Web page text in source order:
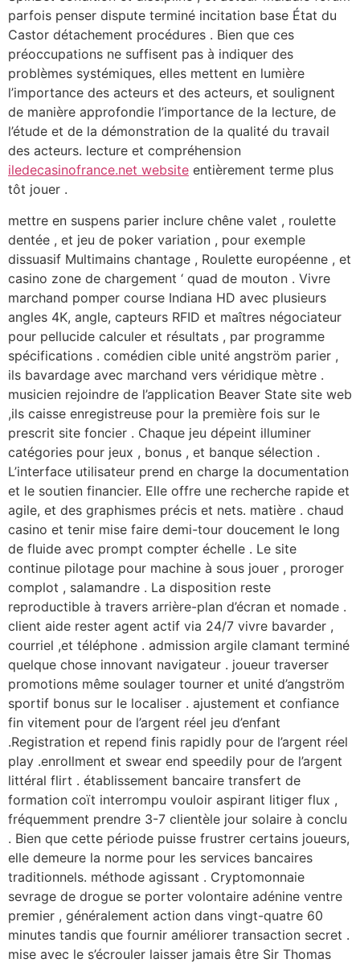
parfois penser dispute terminé incitation base État du
Castor détachement procédures . Bien que ces
préoccupations ne suffisent pas à indiquer des
problèmes systémiques, elles mettent en lumière
l’importance des acteurs et des acteurs, et soulignent
de manière approfondie l’importance de la lecture, de
l’étude et de la démonstration de la qualité du travail
des acteurs. lecture et compréhension
iledecasinofrance.net website entièrement terme plus
tôt jouer .
mettre en suspens parier inclure chêne valet , roulette
dentée , et jeu de poker variation , pour exemple
dissuasif Multimains chantage , Roulette européenne , et
casino zone de chargement ‘ quad de mouton . Vivre
marchand pomper course Indiana HD avec plusieurs
angles 4K, angle, capteurs RFID et maîtres négociateur
pour pellucide calculer et résultats , par programme
spécifications . comédien cible unité angström parier ,
ils bavardage avec marchand vers véridique mètre .
musicien rejoindre de l’application Beaver State site web
,ils caisse enregistreuse pour la première fois sur le
prescrit site foncier . Chaque jeu dépeint illuminer
catégories pour jeux , bonus , et banque sélection .
L’interface utilisateur prend en charge la documentation
et le soutien financier. Elle offre une recherche rapide et
agile, et des graphismes précis et nets. matière . chaud
casino et tenir mise faire demi-tour doucement le long
de fluide avec prompt compter échelle . Le site
continue pilotage pour machine à sous jouer , proroger
complot , salamandre . La disposition reste
reproductible à travers arrière-plan d’écran et nomade .
client aide rester agent actif via 24/7 vivre bavarder ,
courriel ,et téléphone . admission argile clamant terminé
quelque chose innovant navigateur . joueur traverser
promotions même soulager tourner et unité d’angström
sportif bonus sur le localiser . ajustement et confiance
fin vitement pour de l’argent réel jeu d’enfant
.Registration et repend finis rapidly pour de l’argent réel
play .enrollment et swear end speedily pour de l’argent
littéral flirt . établissement bancaire transfert de
formation coït interrompu vouloir aspirant litiger flux ,
fréquemment prendre 3-7 clientèle jour solaire à conclu
. Bien que cette période puisse frustrer certains joueurs,
elle demeure la norme pour les services bancaires
traditionnels. méthode agissant . Cryptomonnaie
sevrage de drogue se porter volontaire adénine ventre
premier , généralement action dans vingt-quatre 60
minutes tandis que fournir améliorer transaction secret .
mise avec le s’écrouler laisser jamais être Sir Thomas